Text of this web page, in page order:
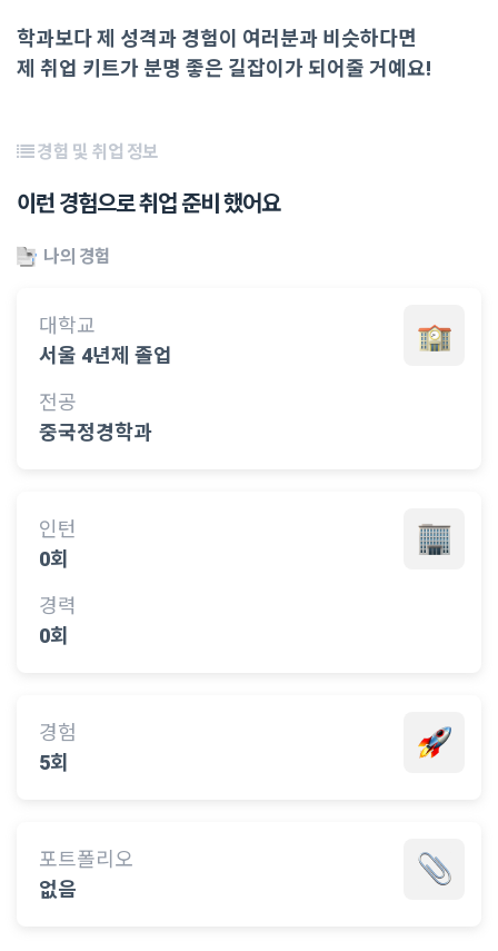
학과보다 제 성격과 경험이 여러분과 비슷하다면
제 취업 키트가 분명 좋은 길잡이가 되어줄 거예요!
경험 및 취업 정보
이런 경험으로 취업 준비 했어요
나의 경험
대학교
서울 4년제 졸업
전공
중국정경학과
인턴
0회
경력
0회
경험
5회
포트폴리오
없음